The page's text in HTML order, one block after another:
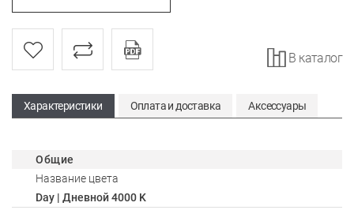
В каталог
Характеристики Оплата и доставка Аксессуары
Общие
Название цвета
Day | Дневной 4000 K